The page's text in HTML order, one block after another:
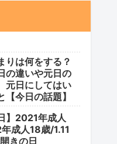
りは何をする？
の違いや元日の
元日にしてはい
【今日の話題】
】2021年成人
成人18歳/1.11
きの日